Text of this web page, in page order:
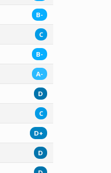
B-
C
B-
A-
D
C
D+
D